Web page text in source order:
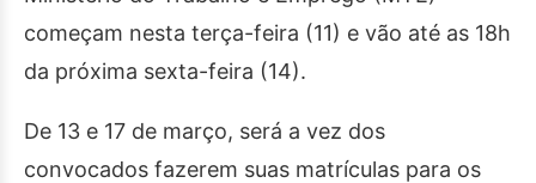
começam nesta terça-feira (11) e vão até as 18h
da próxima sexta-feira (14).
De 13 e 17 de março, será a vez dos
convocados fazerem suas matrículas para os